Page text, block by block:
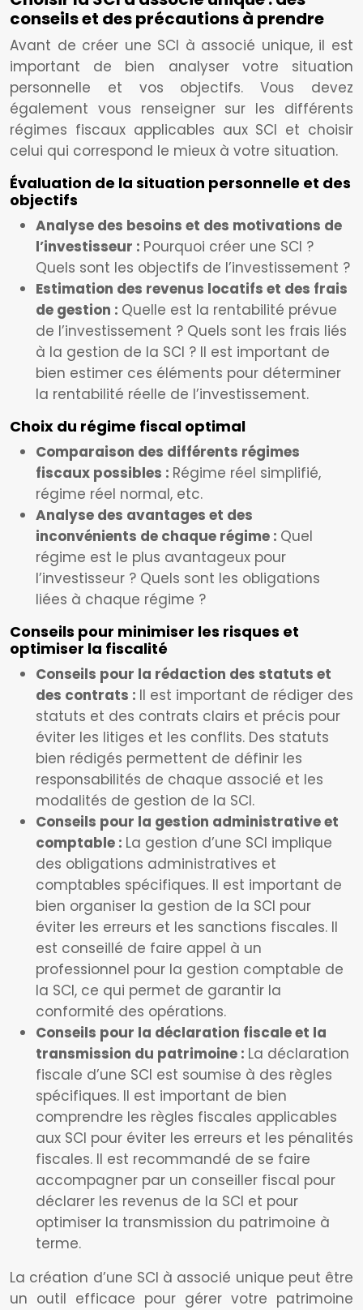
conseils et des précautions à prendre
Avant de créer une SCI à associé unique, il est
important de bien analyser votre situation
personnelle et vos objectifs. Vous devez
également vous renseigner sur les différents
régimes fiscaux applicables aux SCI et choisir
celui qui correspond le mieux à votre situation.
Évaluation de la situation personnelle et des
objectifs
Analyse des besoins et des motivations de
l’investisseur : Pourquoi créer une SCI ?
Quels sont les objectifs de l’investissement ?
Estimation des revenus locatifs et des frais
de gestion : Quelle est la rentabilité prévue
de l’investissement ? Quels sont les frais liés
à la gestion de la SCI ? Il est important de
bien estimer ces éléments pour déterminer
la rentabilité réelle de l’investissement.
Choix du régime fiscal optimal
Comparaison des différents régimes
fiscaux possibles : Régime réel simplifié,
régime réel normal, etc.
Analyse des avantages et des
inconvénients de chaque régime : Quel
régime est le plus avantageux pour
l’investisseur ? Quels sont les obligations
liées à chaque régime ?
Conseils pour minimiser les risques et
optimiser la fiscalité
Conseils pour la rédaction des statuts et
des contrats : Il est important de rédiger des
statuts et des contrats clairs et précis pour
éviter les litiges et les conflits. Des statuts
bien rédigés permettent de définir les
responsabilités de chaque associé et les
modalités de gestion de la SCI.
Conseils pour la gestion administrative et
comptable : La gestion d’une SCI implique
des obligations administratives et
comptables spécifiques. Il est important de
bien organiser la gestion de la SCI pour
éviter les erreurs et les sanctions fiscales. Il
est conseillé de faire appel à un
professionnel pour la gestion comptable de
la SCI, ce qui permet de garantir la
conformité des opérations.
Conseils pour la déclaration fiscale et la
transmission du patrimoine : La déclaration
fiscale d’une SCI est soumise à des règles
spécifiques. Il est important de bien
comprendre les règles fiscales applicables
aux SCI pour éviter les erreurs et les pénalités
fiscales. Il est recommandé de se faire
accompagner par un conseiller fiscal pour
déclarer les revenus de la SCI et pour
optimiser la transmission du patrimoine à
terme.
La création d’une SCI à associé unique peut être
un outil efficace pour gérer votre patrimoine